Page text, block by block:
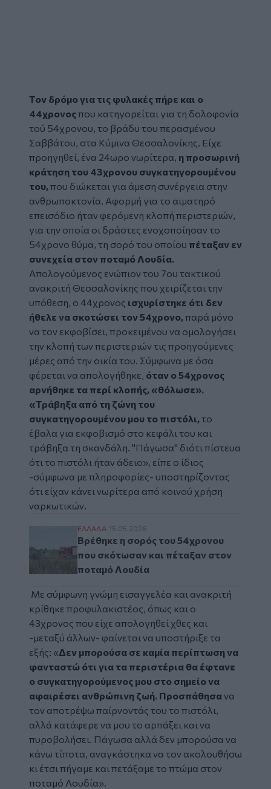
Τον δρόμο για τις φυλακές πήρε και ο
44χρονοςπου κατηγορείται για τη δολοφονία
τού 54χρονου, το βράδυ του περασμένου
Σαββάτου, στα Κύμινα Θεσσαλονίκης. Είχε
προηγηθεί, ένα 24ωρο νωρίτερα, η προσωρινή
κράτηση του 43χρονου συγκατηγορουμένου
του,που διώκεται για άμεση συνέργεια στην
ανθρωποκτονία. Αφορμή για το αιματηρό
επεισόδιο ήταν φερόμενη κλοπή περιστεριών,
για την οποία οι δράστες ενοχοποίησαν το
54χρονο θύμα, τη σορό του οποίου πέταξαν εν
συνεχεία στον ποταμό Λουδία.
Απολογούμενος ενώπιον του 7ου τακτικού
ανακριτή Θεσσαλονίκης που χειρίζεται την
υπόθεση, ο 44χρονος ισχυρίστηκε ότι δεν
ήθελε να σκοτώσει τον 54χρονο,παρά μόνο
να τον εκφοβίσει, προκειμένου να ομολογήσει
την κλοπή των περιστεριών τις προηγούμενες
μέρες από την οικία του. Σύμφωνα με όσα
φέρεται να απολογήθηκε, όταν ο 54χρονος
αρνήθηκε τα περί κλοπής, «θόλωσε».
«Τράβηξα από τη ζώνη του
συγκατηγορουμένου μου το πιστόλι,το
έβαλα για εκφοβισμό στο κεφάλι του και
τράβηξα τη σκανδάλη. "Πάγωσα" διότι πίστευα
ότι το πιστόλι ήταν άδειο», είπε ο ίδιος
-σύμφωνα με πληροφορίες- υποστηρίζοντας
ότι είχαν κάνει νωρίτερα από κοινού χρήση
ναρκωτικών.
Βρέθηκε η σορός του 54χρονου που
ΕΛΛAΔΑ 15.05.2026
Βρέθηκε η σορός του 54χρονου
που σκότωσαν και πέταξαν στον
ποταμό Λουδία
Με σύμφωνη γνώμη εισαγγελέα και ανακριτή
κρίθηκε προφυλακιστέος, όπως και ο
43χρονος που είχε απολογηθεί χθες και
-μεταξύ άλλων- φαίνεται να υποστήριξε τα
εξής: «Δεν μπορούσα σε καμία περίπτωση να
φανταστώ ότι για τα περιστέρια θα έφτανε
ο συγκατηγορούμενος μου στο σημείο να
αφαιρέσει ανθρώπινη ζωή. Προσπάθησανα
τον αποτρέψω παίρνοντάς του το πιστόλι,
αλλά κατάφερε να μου το αρπάξει και να
πυροβολήσει. Πάγωσα αλλά δεν μπορούσα να
κάνω τίποτα, αναγκάστηκα να τον ακολουθήσω
κι έτσι πήγαμε και πετάξαμε το πτώμα στον
ποταμό Λουδία».